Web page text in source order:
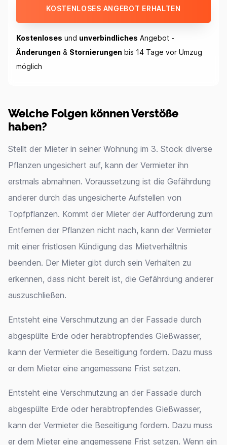
KOSTENLOSES ANGEBOT ERHALTEN
Kostenloses und unverbindliches Angebot -
Änderungen & Stornierungen bis 14 Tage vor Umzug
möglich
Welche Folgen können Verstöße
haben?
Stellt der Mieter in seiner Wohnung im 3. Stock diverse
Pflanzen ungesichert auf, kann der Vermieter ihn
erstmals abmahnen. Voraussetzung ist die Gefährdung
anderer durch das ungesicherte Aufstellen von
Topfpflanzen. Kommt der Mieter der Aufforderung zum
Entfernen der Pflanzen nicht nach, kann der Vermieter
mit einer fristlosen Kündigung das Mietverhältnis
beenden. Der Mieter gibt durch sein Verhalten zu
erkennen, dass nicht bereit ist, die Gefährdung anderer
auszuschließen.
Entsteht eine Verschmutzung an der Fassade durch
abgespülte Erde oder herabtropfendes Gießwasser,
kann der Vermieter die Beseitigung fordern. Dazu muss
er dem Mieter eine angemessene Frist setzen.
Entsteht eine Verschmutzung an der Fassade durch
abgespülte Erde oder herabtropfendes Gießwasser,
kann der Vermieter die Beseitigung fordern. Dazu muss
er dem Mieter eine angemessene Frist setzen. Wenn ein